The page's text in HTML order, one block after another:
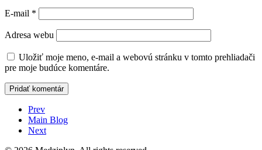
E-mail *
Adresa webu
Uložiť moje meno, e-mail a webovú stránku v tomto prehliadači
pre moje budúce komentáre.
Prev
Main Blog
Next